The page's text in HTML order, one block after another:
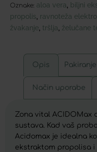
Oznake: aloa vera biljni
propolis ravnoteža
žvakanje tršlja želučane
Opis Pakiranje
Način uporabe
Zona vital ACIDOMax
sustava. Kad vaš
Acidomax je idealna
ekstraktom propolisa